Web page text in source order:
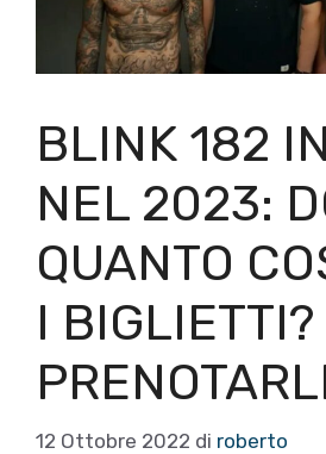
BLINK 182
NEL 2023:
QUANTO
I BIGLIETTI?
12 Ottobre 2022 di roberto